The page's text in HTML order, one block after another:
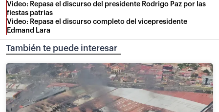
Video: Repasa el discurso del presidente Rodrigo Paz por las
fiestas patrias
Video: Repasa el discurso completo del vicepresidente
Edmand Lara
También te puede interesar